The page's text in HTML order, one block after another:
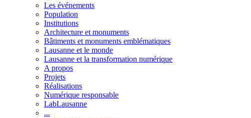
Les événements
Population
Institutions
Architecture et monuments
Bâtiments et monuments emblématiques
Lausanne et le monde
Lausanne et la transformation numérique
A propos
Projets
Réalisations
Numérique responsable
LabLausanne
...